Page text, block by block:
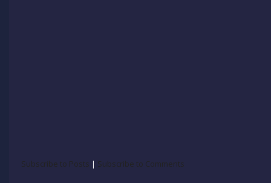
Subscribe to Posts | Subscribe to Comments